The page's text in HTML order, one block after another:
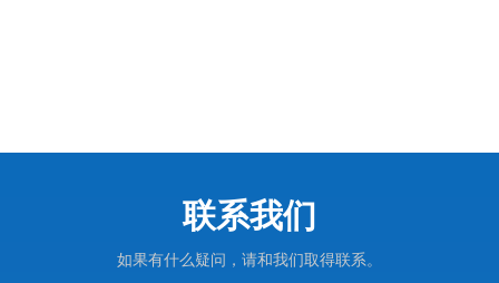
联系我们
如果有什么疑问，请和我们取得联系。